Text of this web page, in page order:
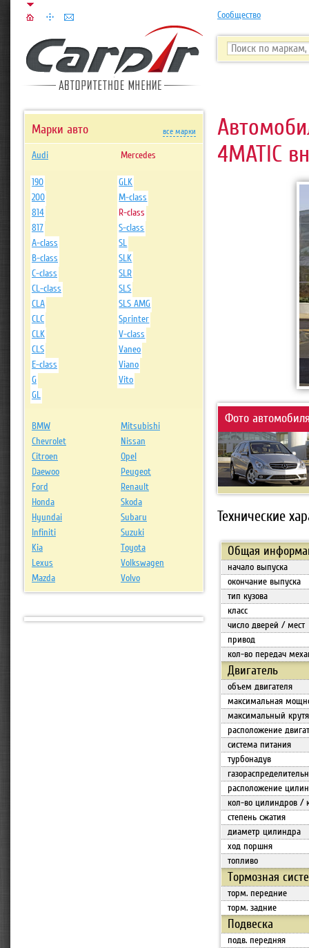
Сообщество
4MATIC
Фото
Технические
Общая
начало выпуска
окончание выпуска
тип кузова
класс
число дверей / мест
привод
кол-во передач
Двигатель
объем двигателя
максимальная
максимальный
расположение
система питания
турбонадув
расположение
кол-во цилиндров /
степень сжатия
диаметр цилиндра
ход поршня
топливо
Тормозная
торм. передние
торм. задние
Подвеска
подв. передняя
Марки авто все марки
Audi Mercedes
190
200
814
817
A-class
B-class
C-class
CL-class
CLA
CLC
CLK
CLS
E-class
G
GL
GLK
M-class
R-class
S-class
SL
SLK
SLR
SLS
SLS AMG
Sprinter
V-class
Vaneo
Viano
Vito
BMW
Mitsubishi
Chevrolet
Nissan
Citroen
Opel
Daewoo
Peugeot
Ford
Renault
Honda
Skoda
Hyundai
Subaru
Infiniti
Suzuki
Kia
Toyota
Lexus
Volkswagen
Mazda
Volvo